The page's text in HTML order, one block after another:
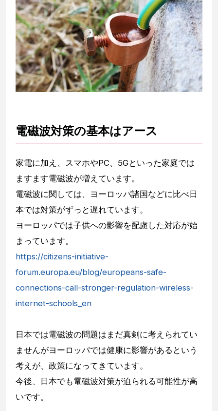
電磁波対策の基本はアース
家電に加え、スマホやPC、5Gといった家庭では
ますます電磁波が増えています。
電磁波に関しては、ヨーロッパ諸国などに比べ日
本では対策がずっと遅れています。
ヨーロッパでは子供への影響を配慮した対応が始
まっています。
https://citizens-initiative-
forum.europa.eu/blog/europeans-safe-
connections-call-stronger-regulation-wireless-
internet-schools_en
日本では電磁波の問題はまだ真剣に考えられてい
ませんがヨーロッパでは健康に影響があるという
考えが、政策になってきています。
今後、日本でも電磁波対策が迫られる可能性が高
いです。